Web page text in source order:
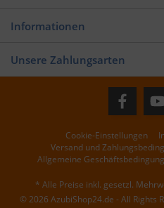
Informationen
Unsere Zahlungsarten
Cookie-Einstellungen
Versand und
Allgemeine
* Alle Preise inkl. gesetzl.
© 2026 AzubiShop24.de - All Rights